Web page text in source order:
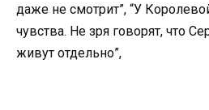
даже не смотрит”, “У
чувства. Не зря говорят, что
живут отдельно”,